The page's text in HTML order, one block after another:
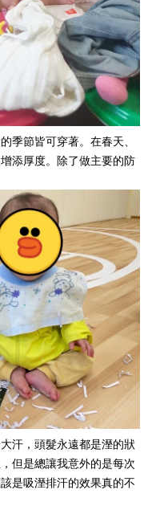
季節皆可穿著。在春天、
添厚度。 除了做主要的防
汗，頭髮永遠都是溼的狀
但是總讓我意外的是每次
是吸溼排汗的效果真的不